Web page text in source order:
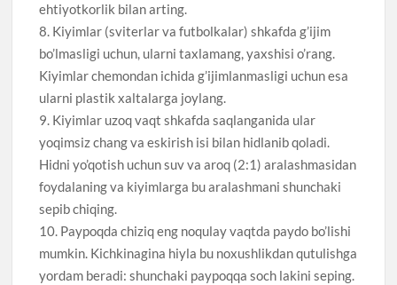
ehtiyotkorlik bilan arting.
8. Kiyimlar (sviterlar va futbolkalar) shkafda g’ijim
bo’lmasligi uchun, ularni taxlamang, yaxshisi o’rang.
Kiyimlar chemondan ichida g’ijimlanmasligi uchun esa
ularni plastik xaltalarga joylang.
9. Kiyimlar uzoq vaqt shkafda saqlanganida ular
yoqimsiz chang va eskirish isi bilan hidlanib qoladi.
Hidni yo’qotish uchun suv va aroq (2:1) aralashmasidan
foydalaning va kiyimlarga bu aralashmani shunchaki
sepib chiqing.
10. Paypoqda chiziq eng noqulay vaqtda paydo bo’lishi
mumkin. Kichkinagina hiyla bu noxushlikdan qutulishga
yordam beradi: shunchaki paypoqqa soch lakini seping.